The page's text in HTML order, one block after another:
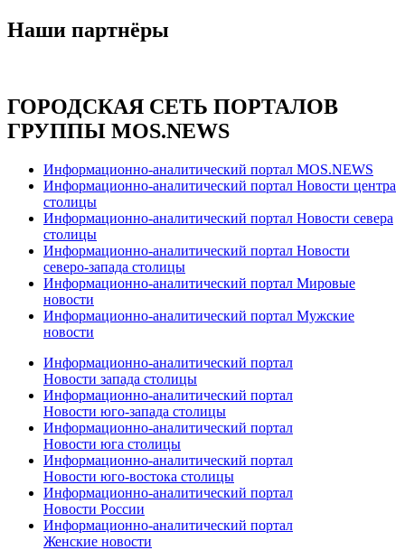
Наши партнёры
ГОРОДСКАЯ СЕТЬ ПОРТАЛОВ
ГРУППЫ MOS.NEWS
Информационно-аналитический портал MOS.NEWS
Информационно-аналитический портал Новости центра
столицы
Информационно-аналитический портал Новости севера
столицы
Информационно-аналитический портал Новости
северо-запада столицы
Информационно-аналитический портал Мировые
новости
Информационно-аналитический портал Мужские
новости
Информационно-аналитический портал
Новости запада столицы
Информационно-аналитический портал
Новости юго-запада столицы
Информационно-аналитический портал
Новости юга столицы
Информационно-аналитический портал
Новости юго-востока столицы
Информационно-аналитический портал
Новости России
Информационно-аналитический портал
Женские новости